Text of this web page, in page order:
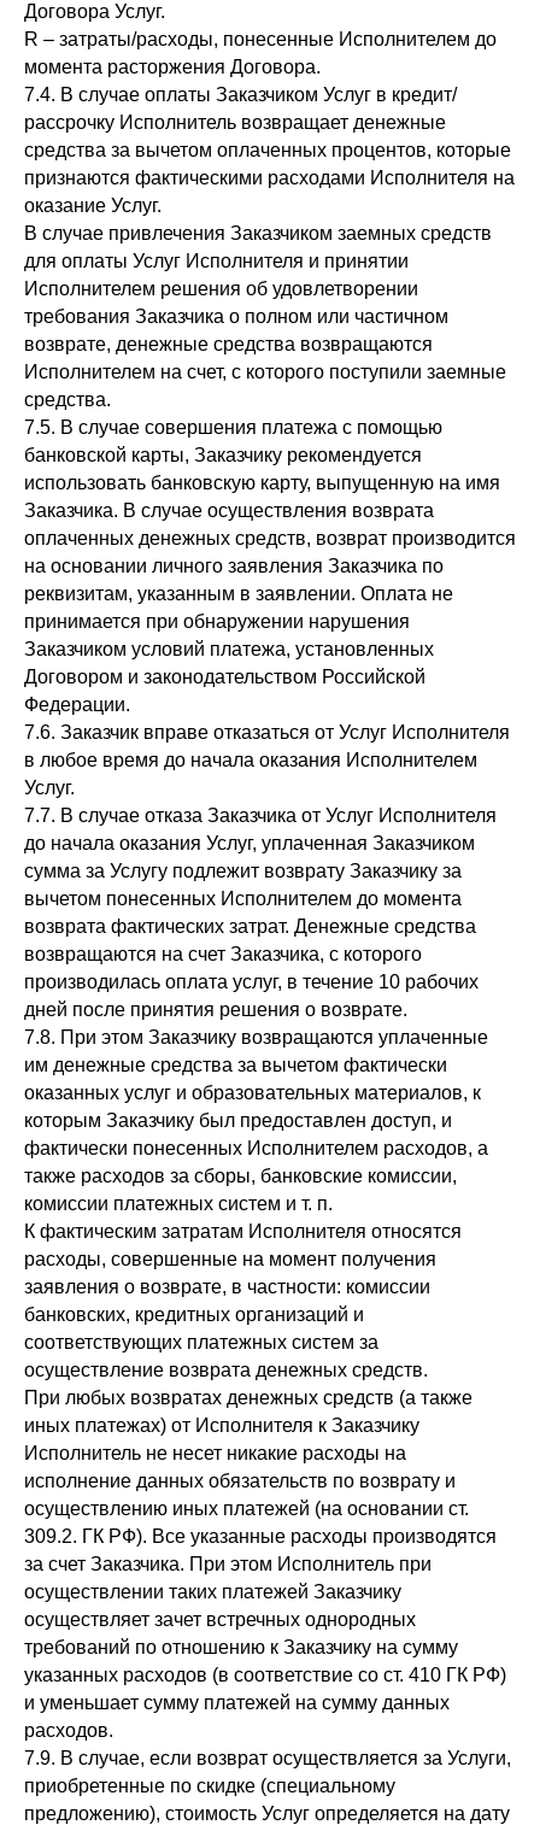
Договора Услуг.
R – затраты/расходы, понесенные Исполнителем до
момента расторжения Договора.
7.4. В случае оплаты Заказчиком Услуг в кредит/
рассрочку Исполнитель возвращает денежные
средства за вычетом оплаченных процентов, которые
признаются фактическими расходами Исполнителя на
оказание Услуг.
В случае привлечения Заказчиком заемных средств
для оплаты Услуг Исполнителя и принятии
Исполнителем решения об удовлетворении
требования Заказчика о полном или частичном
возврате, денежные средства возвращаются
Исполнителем на счет, с которого поступили заемные
средства.
7.5. В случае совершения платежа с помощью
банковской карты, Заказчику рекомендуется
использовать банковскую карту, выпущенную на имя
Заказчика. В случае осуществления возврата
оплаченных денежных средств, возврат производится
на основании личного заявления Заказчика по
реквизитам, указанным в заявлении. Оплата не
принимается при обнаружении нарушения
Заказчиком условий платежа, установленных
Договором и законодательством Российской
Федерации.
7.6. Заказчик вправе отказаться от Услуг Исполнителя
в любое время до начала оказания Исполнителем
Услуг.
7.7. В случае отказа Заказчика от Услуг Исполнителя
до начала оказания Услуг, уплаченная Заказчиком
сумма за Услугу подлежит возврату Заказчику за
вычетом понесенных Исполнителем до момента
возврата фактических затрат. Денежные средства
возвращаются на счет Заказчика, с которого
производилась оплата услуг, в течение 10 рабочих
дней после принятия решения о возврате.
7.8. При этом Заказчику возвращаются уплаченные
им денежные средства за вычетом фактически
оказанных услуг и образовательных материалов, к
которым Заказчику был предоставлен доступ, и
фактически понесенных Исполнителем расходов, а
также расходов за сборы, банковские комиссии,
комиссии платежных систем и т. п.
К фактическим затратам Исполнителя относятся
расходы, совершенные на момент получения
заявления о возврате, в частности: комиссии
банковских, кредитных организаций и
соответствующих платежных систем за
осуществление возврата денежных средств.
При любых возвратах денежных средств (а также
иных платежах) от Исполнителя к Заказчику
Исполнитель не несет никакие расходы на
исполнение данных обязательств по возврату и
осуществлению иных платежей (на основании ст.
309.2. ГК РФ). Все указанные расходы производятся
за счет Заказчика. При этом Исполнитель при
осуществлении таких платежей Заказчику
осуществляет зачет встречных однородных
требований по отношению к Заказчику на сумму
указанных расходов (в соответствие со ст. 410 ГК РФ)
и уменьшает сумму платежей на сумму данных
расходов.
7.9. В случае, если возврат осуществляется за Услуги,
приобретенные по скидке (специальному
предложению), стоимость Услуг определяется на дату